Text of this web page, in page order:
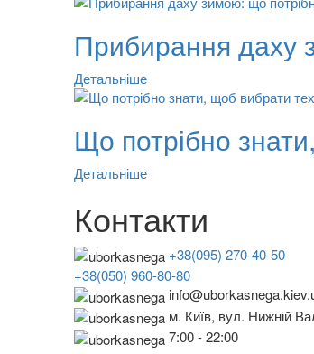
Прибирання даху
Детальніше
Що потрібно
Детальніше
Контакти
+38(095) 270-40-50
+38(050) 960-80-80
м. Київ, вул. Нижній
7:00 - 22:00